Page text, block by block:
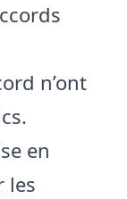
n’ont
en
les